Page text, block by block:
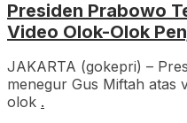
Presiden Prabowo
Video Olok-Olok
JAKARTA (gokepri) –
menegur Gus Miftah atas
olok .